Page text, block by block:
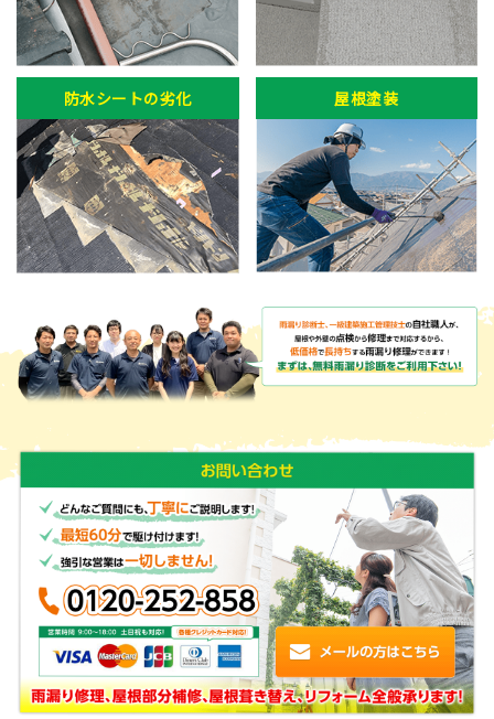
防水シートの劣化 屋根塗装